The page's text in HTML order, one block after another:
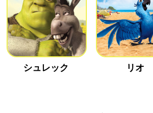
シュレック リオ